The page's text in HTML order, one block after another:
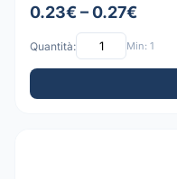
0.23€ – 0.27€
Quantità: Min: 1